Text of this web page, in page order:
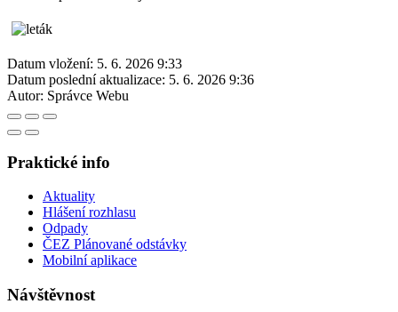
Datum vložení: 5. 6. 2026 9:33
Datum poslední aktualizace: 5. 6. 2026 9:36
Autor: Správce Webu
Praktické info
Aktuality
Hlášení rozhlasu
Odpady
ČEZ Plánované odstávky
Mobilní aplikace
Návštěvnost